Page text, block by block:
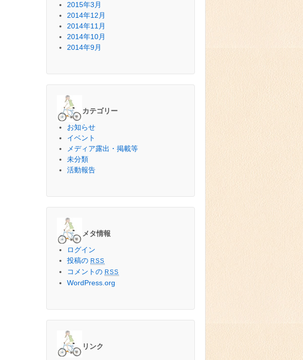
2015年3月
2014年12月
2014年11月
2014年10月
2014年9月
カテゴリー
お知らせ
イベント
メディア露出・掲載等
未分類
活動報告
メタ情報
ログイン
投稿の RSS
コメントの RSS
WordPress.org
リンク